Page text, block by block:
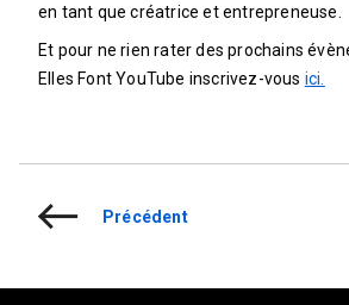
en tant que créatrice et entrepreneuse.
Et pour ne rien rater des prochains
Elles Font YouTube inscrivez-vous ici.
Précédent